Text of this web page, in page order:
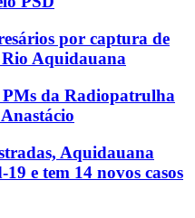
por captura de
Aquidauana
da Radiopatrulha
Aquidauana
e tem 14 novos casos